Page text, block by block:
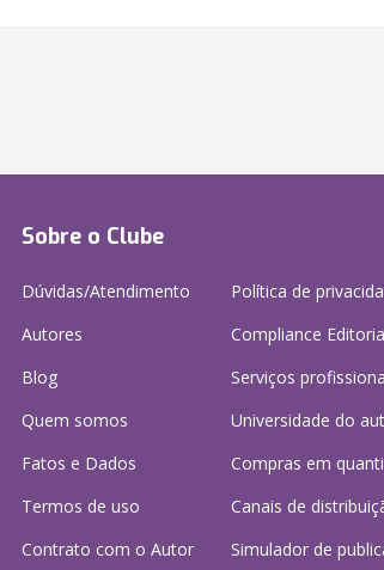
Sobre o Clube
Dúvidas/Atendimento
Autores
Blog
Quem somos
Fatos e Dados
Termos de uso
Contrato com o Autor
Política de
Compliance
Serviços
Universidade do
Compras em
Canais de
Simulador de